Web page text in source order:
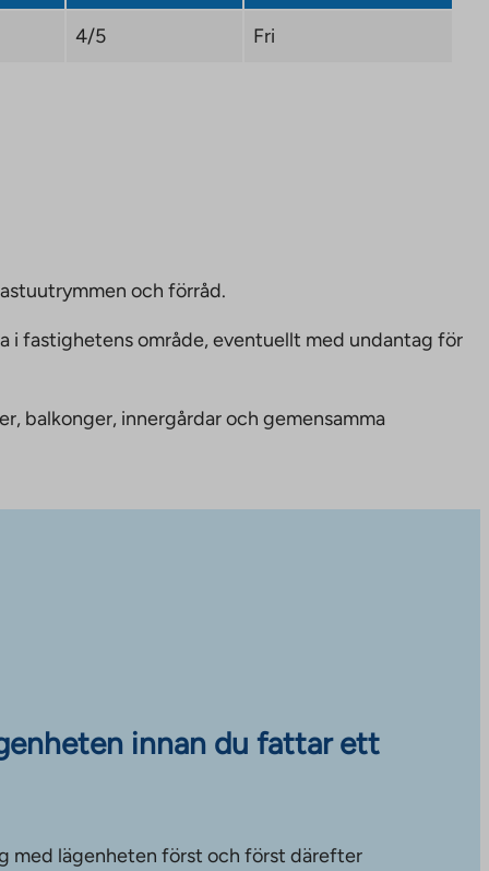
4/5 Fri
och förråd.
i fastighetens område, eventuellt med undantag för
balkonger, innergårdar och gemensamma
innan du fattar ett
med lägenheten först och först därefter